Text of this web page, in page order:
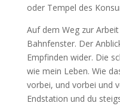
oder Tempel des
Auf dem Weg zur
Bahnfenster. Der
Empfinden wider. Die
wie mein Leben. Wie
vorbei, und vorbei und
Endstation und du